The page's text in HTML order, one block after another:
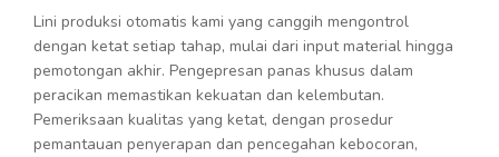
Lini produksi otomatis kami yang canggih mengontrol
dengan ketat setiap tahap, mulai dari input material hingga
pemotongan akhir. Pengepresan panas khusus dalam
peracikan memastikan kekuatan dan kelembutan.
Pemeriksaan kualitas yang ketat, dengan prosedur
pemantauan penyerapan dan pencegahan kebocoran,